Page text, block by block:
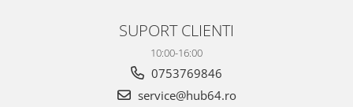
SUPORT CLIENTI
10:00-16:00
0753769846
service@hub64.ro